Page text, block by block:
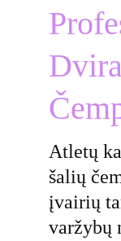
Atletų
šalių
įvairių
varžybų